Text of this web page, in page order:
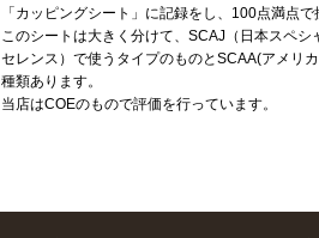
「カッピングシート」に記録をし、100点満点で
このシートは大きく分けて、SCAJ（日本スペ
セレンス）で使うタイプのものとSCAA(アメリ
種類あります。
当店はCOEのもので評価を行っています。